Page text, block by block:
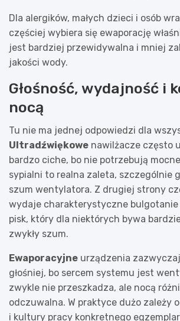
Dla alergików, małych dzieci i osób
częściej wybiera się ewaporację
jest bardziej przewidywalna i mniej
jakości wody.
Głośność, wydajność i
nocą
Tu nie ma jednej odpowiedzi dla
Ultradźwiękowe nawilżacze często
bardzo ciche, bo nie potrzebują
sypialni to realna zaleta, szczególnie
szum wentylatora. Z drugiej strony
wydaje charakterystyczne
pisk, który dla niektórych bywa
zwykły szum.
Ewaporacyjne urządzenia
głośniej, bo sercem systemu jest
zwykle nie przeszkadza, ale nocą
odczuwalna. W praktyce dużo zależy
i kultury pracy konkretnego